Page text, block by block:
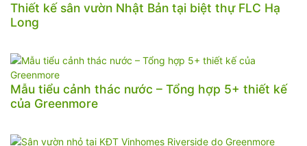
Thiết kế sân vườn Nhật Bản tại biệt thự FLC Hạ
Long
Mẫu tiểu cảnh thác nước – Tổng hợp 5+ thiết kế
của Greenmore